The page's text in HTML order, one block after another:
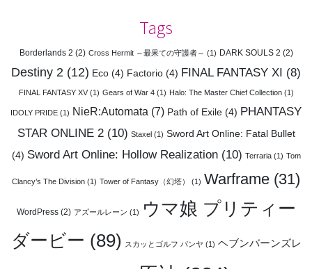
Tags
Borderlands 2 (2) Cross Hermit ～最果ての守護者～ (1) DARK SOULS 2 (2)
Destiny 2 (12) Eco (4) Factorio (4) FINAL FANTASY XI (8)
FINAL FANTASY XV(1) Gears of War 4(1) Halo: The Master Chief Collection(1)
IDOLY PRIDE (1) NieR:Automata (7) Path of Exile (4) PHANTASY
STAR ONLINE 2(10) Staxel(1) Sword Art Online: Fatal Bullet
(4) Sword Art Online: Hollow Realization(10) Terraria(1) Tom
Clancy’s The Division (1) Tower of Fantasy（幻塔） (1) Warframe (31)
WordPress(2) アズールレーン (1)
ウマ娘 プリティー
ダービー (89) スカッとゴルフ パンヤ (1) ヘブンバーンズレ